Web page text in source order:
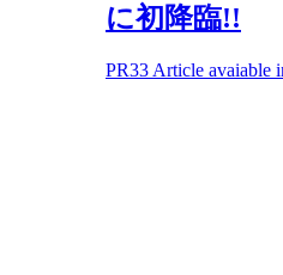
に初降臨!!
PR33Article avaiable